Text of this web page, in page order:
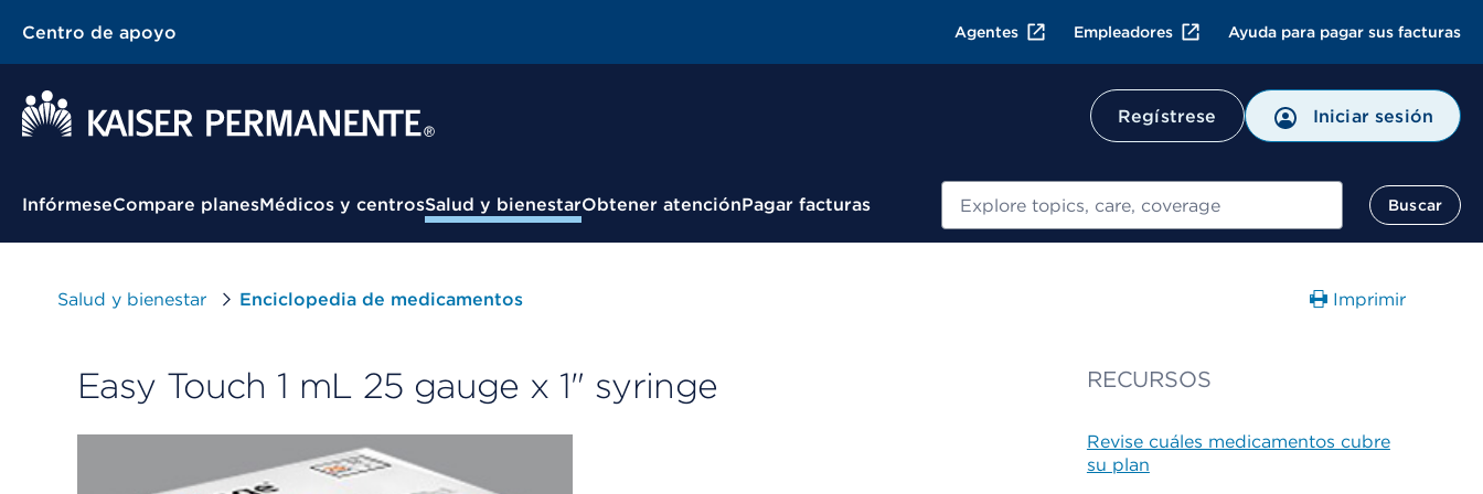
Centro de apoyo Agentes Empleadores Ayuda para pagar sus facturas
Regístrese Iniciar sesión
Menú contextual
InfórmeseCompare planesMédicos y centrosSalud y bienestarObtener atenciónPagar facturas Buscar
Salud y bienestar Enciclopedia de medicamentos Imprimir
Easy Touch 1 mL 25 gauge x 1" syringe RECURSOS
Revise cuáles medicamentos cubre
su plan